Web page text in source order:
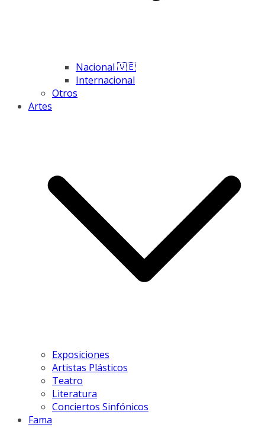
Nacional 🇻🇪
Internacional
Otros
Artes
Exposiciones
Artistas Plásticos
Teatro
Literatura
Conciertos Sinfónicos
Fama